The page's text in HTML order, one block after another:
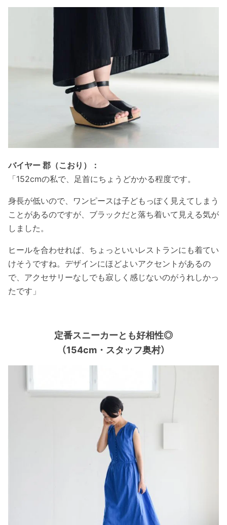
バイヤー 郡（こおり）：
「152cmの私で、足首にちょうどかかる程度です。
身長が低いので、ワンピースは子どもっぽく見えてしまう
ことがあるのですが、ブラックだと落ち着いて見える気が
しました。
ヒールを合わせれば、ちょっといいレストランにも着てい
けそうですね。デザインにほどよいアクセントがあるの
で、アクセサリーなしでも寂しく感じないのがうれしかっ
たです」
定番スニーカーとも好相性◎
（154cm・スタッフ奥村）